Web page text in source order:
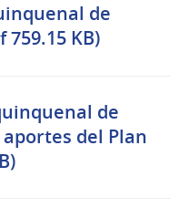
de
759.15 KB)
de
del Plan